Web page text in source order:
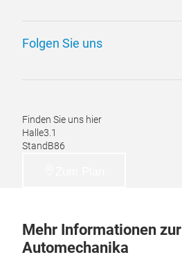
Folgen Sie uns
Finden Sie uns hier
Halle3.1
StandB86
Mehr Informationen zur
Automechanika